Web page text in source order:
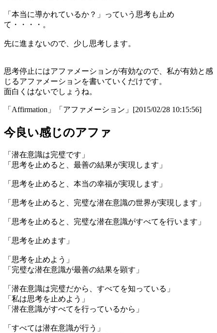
「本当に導かれているか？」っていう思考も止め
て・・・・。
先に進まないので、少し思考します。
思考停止にはアファメーションが有効なので、私が有効と感
じるアファメーションを書いていくだけです。
面白くはないでしょうね。
「Affirmation」「アファメーション」[2015/02/28 10:15:56]
今良い感じのアファ
「潜在意識は完璧です」
「 思考を止めると、最善の結果が実現します 」
「 思考を止めると、本当の幸福が実現します 」
「 思考を止めると、完璧な潜在意識の世界が実現します 」
「 思考を止めると、完璧な潜在意識がすべてを行います 」
「思考を止めます」
「思考を止めよう」
「完璧な潜在意識が最善の結果を顕す」
「潜在意識は完璧だから、すべてを知っている」
「私は思考を止めよう」
「潜在意識がすべてを行っているから」
「すべては潜在意識が行う」